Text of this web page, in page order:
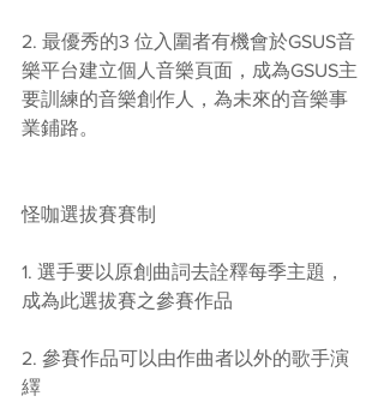
2. 最優秀的3 位入圍者有機會於GSUS音
樂平台建立個人音樂頁面，成為GSUS主
要訓練的音樂創作人，為未來的音樂事
業鋪路。
怪咖選拔賽賽制
1. 選手要以原創曲詞去詮釋每季主題，
成為此選拔賽之參賽作品
2. 參賽作品可以由作曲者以外的歌手演
繹